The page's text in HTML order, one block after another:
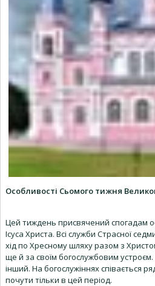
Особливості Сьомого тижня
Цей тиждень присвячений спогадам
Ісуса Христа. Всі служби Страсної
хід по Хресному шляху разом з
ще й за своїм богослужбовим
інший. На богослужіннях співається
почути тільки в цей період.